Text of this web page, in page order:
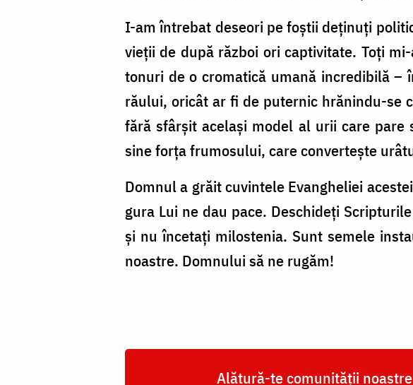
I-am întrebat deseori pe foștii deținuți
vieții de după război ori captivitate. Toți
tonuri de o cromatică umană incredibilă –
răului, oricât ar fi de puternic hrănindu-se
fără sfârșit același model al urii care
sine forța frumosului, care convertește
Domnul a grăit cuvintele Evangheliei
gura Lui ne dau pace. Deschideți
și nu încetați milostenia. Sunt semele
noastre. Domnului să ne rugăm!
Alătură-te comunității